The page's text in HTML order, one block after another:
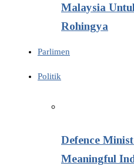
Malaysia
Rohingya
Parlimen
Politik
Defence
Meaningful